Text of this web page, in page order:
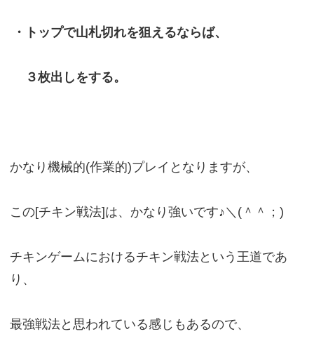
・トップで山札切れを狙えるならば、
３枚出しをする。
かなり機械的(作業的)プレイとなりますが、
この[チキン戦法]は、かなり強いです♪＼(＾＾；)
チキンゲームにおけるチキン戦法という王道であ
り、
最強戦法と思われている感じもあるので、